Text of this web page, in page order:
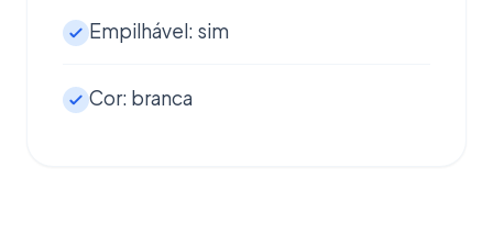
Empilhável: sim
Cor: branca